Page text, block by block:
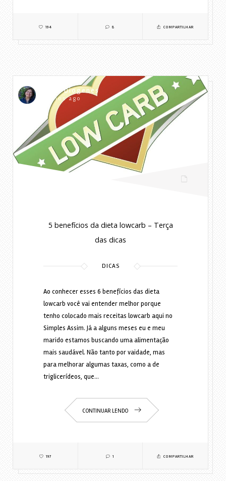
194 8 COMPARTILHAR
Lylia Diogenes
7 anos ago
5 benefícios da dieta lowcarb – Terça
das dicas
DICAS
Ao conhecer esses 6 benefícios das dieta
lowcarb você vai entender melhor porque
tenho colocado mais receitas lowcarb aqui no
Simples Assim. Já a alguns meses eu e meu
marido estamos buscando uma alimentação
mais saudável. Não tanto por vaidade, mas
para melhorar algumas taxas, como a de
triglicerídeos, que…
CONTINUAR LENDO
197 1 COMPARTILHAR